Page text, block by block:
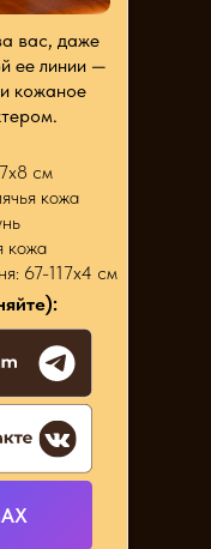
вас, даже
ее линии —
кожаное
см
кожа
кожа
67-117х4 см